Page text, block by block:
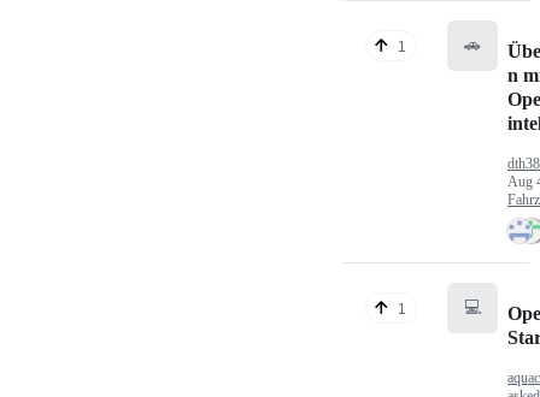
1 🚗
n
Aug
1 💻